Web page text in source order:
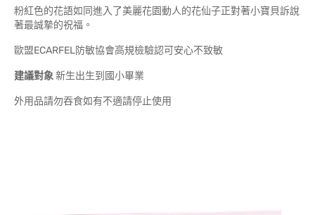
粉紅色的花語如同進入了美麗花園動人的花仙子正對著小寶貝訴說
著最誠摯的祝福。
歐盟ECARFEL防敏協會高規檢驗認可安心不致敏
建議對象新生出生到國小畢業
外用品請勿吞食如有不適請停止使用